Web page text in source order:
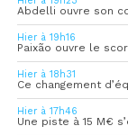
Hier à 19h16
Paixão ouvre le
Hier à 18h31
Ce changement
Hier à 17h46
Une piste à 15 M€